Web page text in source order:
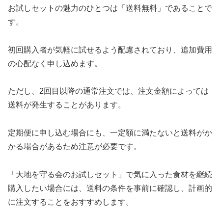
お試しセットの魅力のひとつは「送料無料」であることで
す。
初回購入者が気軽に試せるよう配慮されており、追加費用
の心配なく申し込めます。
ただし、2回目以降の通常注文では、注文金額によっては
送料が発生することがあります。
定期便に申し込む場合にも、一定額に満たないと送料がか
かる場合があるため注意が必要です。
「大地を守る会のお試しセット」で気に入った食材を継続
購入したい場合には、送料の条件を事前に確認し、計画的
に注文することをおすすめします。